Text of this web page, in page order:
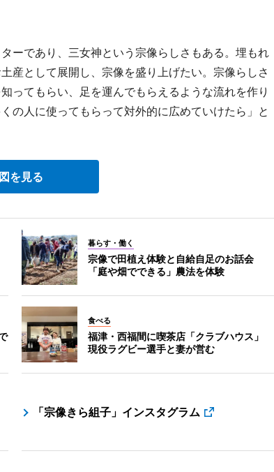
ーであり、三女神という宗像らしさもある。埋もれ
産として展開し、宗像を盛り上げたい。宗像らしさ
ってもらい、足を運んでもらえるような流れを作り
の人に使ってもらって対外的に広めていけたら」と
を見る
暮らす・働く
宗像で田植え体験と自給自足のお話会
「庭や畑でできる」農法を体験
食べる
福津・西福間に喫茶店「クラブハウス」
現役ラグビー選手と妻が営む
「宗像きら組子」インスタグラム